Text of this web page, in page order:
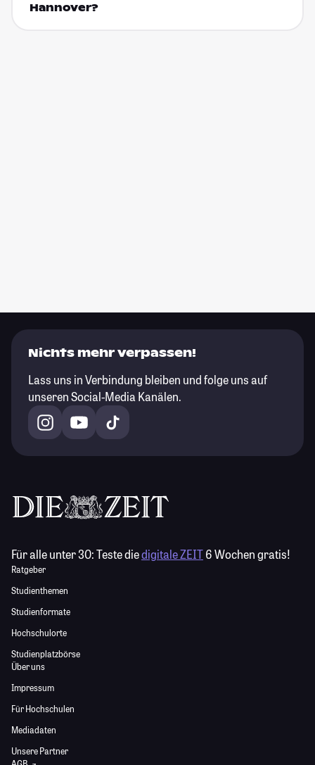
Hannover?
Nichts mehr verpassen!
Lass uns in Verbindung bleiben und folge uns auf
unseren Social-Media Kanälen.
Für alle unter 30:Teste diedigitale ZEIT6 Wochen gratis!
Ratgeber
Studienthemen
Studienformate
Hochschulorte
Studienplatzbörse
Über uns
Impressum
Für Hochschulen
Mediadaten
Unsere Partner